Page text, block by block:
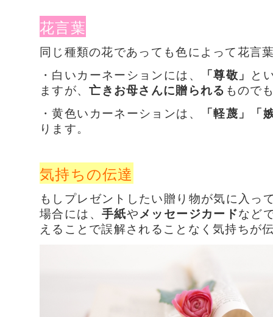
花言葉
同じ種類の花であっても色によって花言
・白いカーネーションには、
「尊敬」 と
ますが、亡きお母さんに贈られる もので
・黄色いカーネーションは、
「軽蔑」「
ります。
気持ちの伝達
もしプレゼントしたい贈り物が気に入っ
場合には、 手紙やメッセージカードなど
えることで誤解されることなく気持ちが